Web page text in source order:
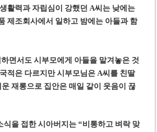
활력과 자립심이 강했던 A씨는 낮에는
제조회사에서 일하고 밤에는 아들과 함
면서도 시부모에게 아들을 맡겨놓은 것
적은 다르지만 시부모님은 A씨를 친딸
재롱으로 집안은 매일 같이 웃음이 끊
식을 접한 시아버지는 “비통하고 벼락 맞